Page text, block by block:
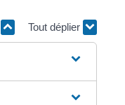
Tout déplier